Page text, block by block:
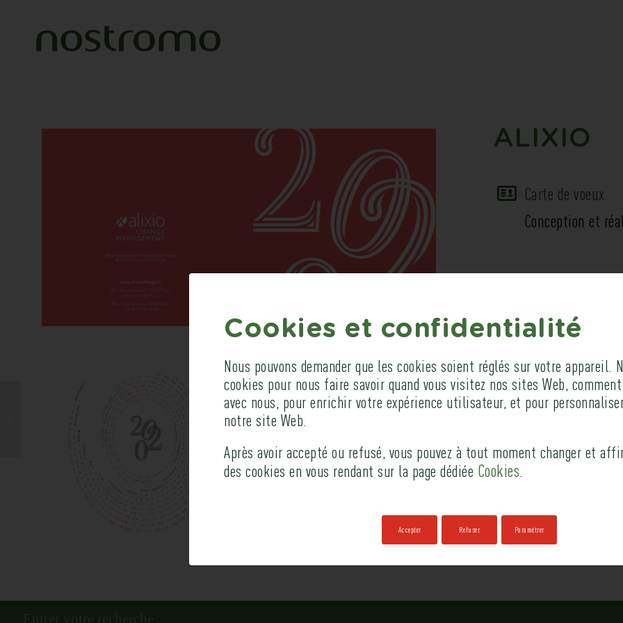
Cookies et confidentialité
Nous pouvons demander que les cookies soient réglés sur votre appareil.
cookies pour nous faire savoir quand vous visitez nos sites Web,
avec nous, pour enrichir votre expérience utilisateur, et pour
notre site Web.
Après avoir accepté ou refusé, vous pouvez à tout moment changer et
des cookies en vous rendant sur la page dédiée Cookies.
Accepter Refuser Paramétrer
ALIXIO
Carte de voeux
Conception et